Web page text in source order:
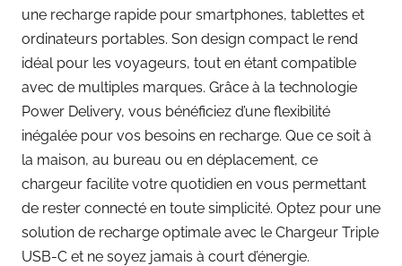
une recharge rapide pour smartphones, tablettes et
ordinateurs portables. Son design compact le rend
idéal pour les voyageurs, tout en étant compatible
avec de multiples marques. Grâce à la technologie
Power Delivery, vous bénéficiez d’une flexibilité
inégalée pour vos besoins en recharge. Que ce soit à
la maison, au bureau ou en déplacement, ce
chargeur facilite votre quotidien en vous permettant
de rester connecté en toute simplicité. Optez pour une
solution de recharge optimale avec le Chargeur Triple
USB-C et ne soyez jamais à court d’énergie.